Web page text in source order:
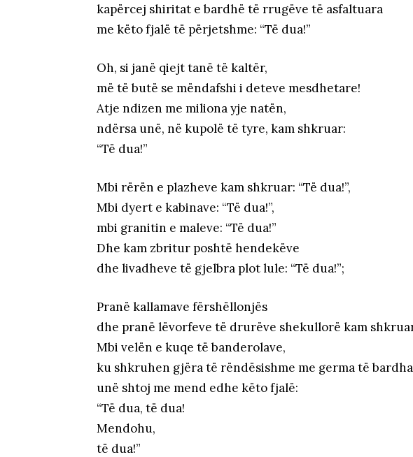
kapërcej shiritat e bardhë të rrugëve të asfaltuara
me këto fjalë të përjetshme: “Të dua!”
Oh, si janë qiejt tanë të kaltër,
më të butë se mëndafshi i deteve mesdhetare!
Atje ndizen me miliona yje natën,
ndërsa unë, në kupolë të tyre, kam shkruar:
“Të dua!”
Mbi rërën e plazheve kam shkruar: “Të dua!”,
Mbi dyert e kabinave: “Të dua!”,
mbi granitin e maleve: “Të dua!”
Dhe kam zbritur poshtë hendekëve
dhe livadheve të gjelbra plot lule: “Të dua!”;
Pranë kallamave fërshëllonjës
dhe pranë lëvorfeve të drurëve shekullorë kam
Mbi velën e kuqe të banderolave,
ku shkruhen gjëra të rëndësishme me germa të bardha
unë shtoj me mend edhe këto fjalë:
“Të dua, të dua!
Mendohu,
të dua!”